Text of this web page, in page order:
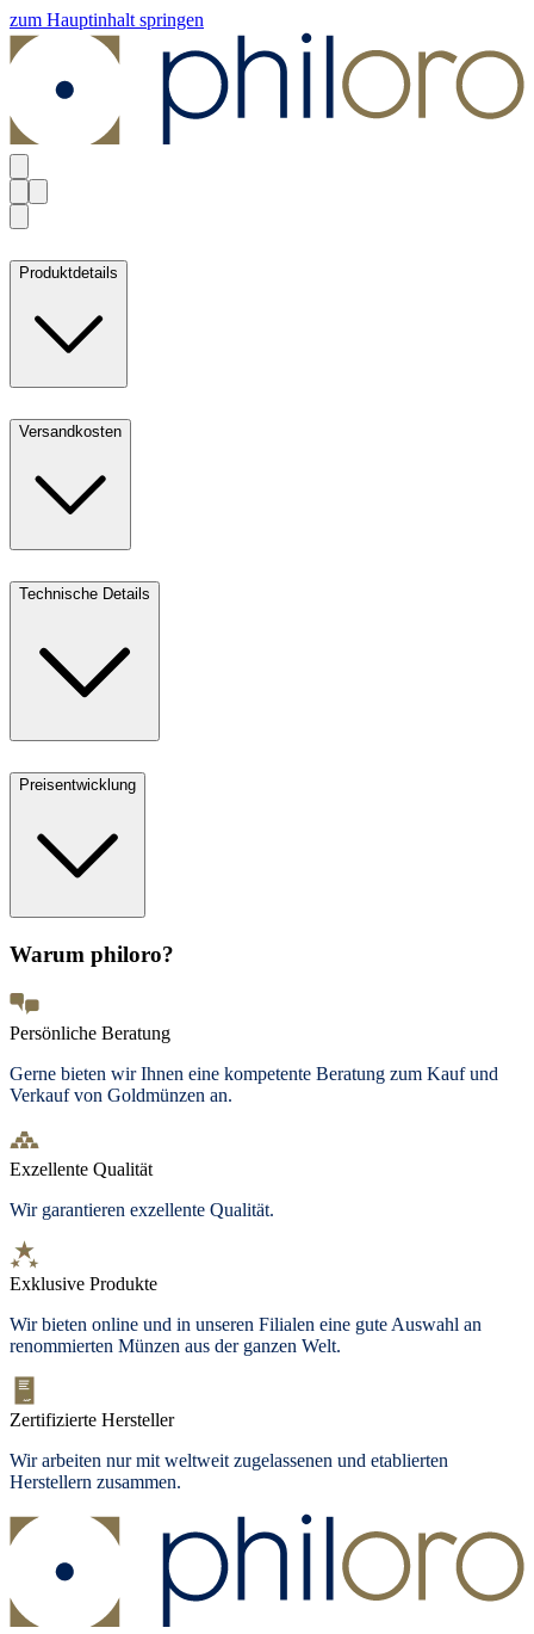
zum Hauptinhalt springen
Produktdetails
Versandkosten
Technische Details
Preisentwicklung
Warum philoro?
Persönliche Beratung
Gerne bieten wir Ihnen eine kompetente Beratung zum Kauf und
Verkauf von Goldmünzen an.
Exzellente Qualität
Wir garantieren exzellente Qualität.
Exklusive Produkte
Wir bieten online und in unseren Filialen eine gute Auswahl an
renommierten Münzen aus der ganzen Welt.
Zertifizierte Hersteller
Wir arbeiten nur mit weltweit zugelassenen und etablierten
Herstellern zusammen.